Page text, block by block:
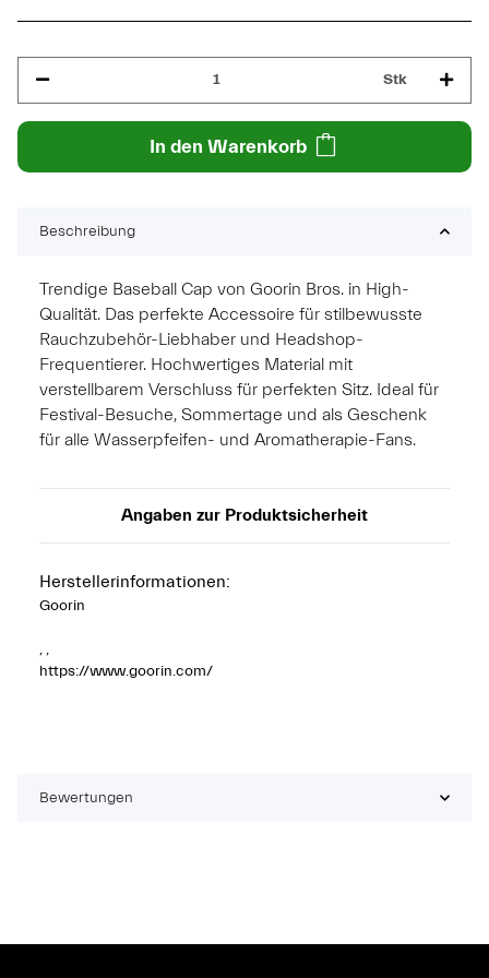
Stk
In den Warenkorb
Beschreibung
Trendige Baseball Cap von Goorin Bros. in High-
Qualität. Das perfekte Accessoire für stilbewusste
Rauchzubehör-Liebhaber und Headshop-
Frequentierer. Hochwertiges Material mit
verstellbarem Verschluss für perfekten Sitz. Ideal für
Festival-Besuche, Sommertage und als Geschenk
für alle Wasserpfeifen- und Aromatherapie-Fans.
Angaben zur Produktsicherheit
Herstellerinformationen:
Goorin
, ,
https://www.goorin.com/
Bewertungen